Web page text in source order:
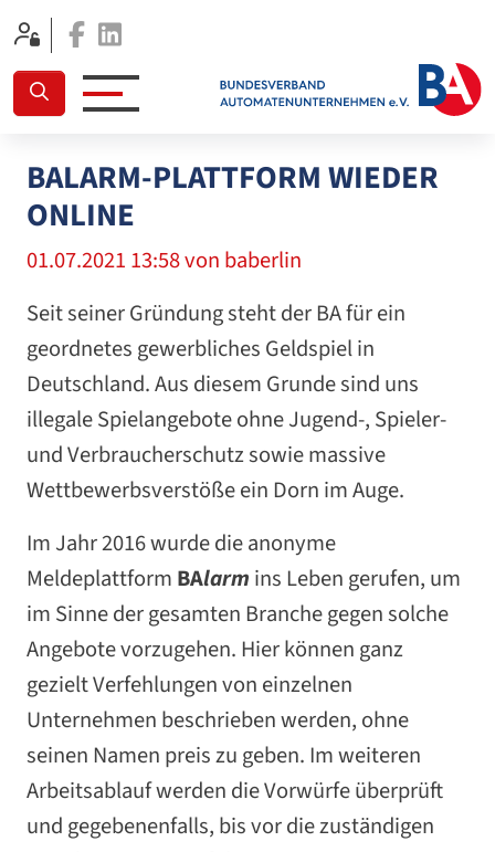
Facebook
BALARM-PLATTFORM WIEDER
ONLINE
01.07.2021 13:58von baberlin
Seit seiner Gründung steht der BA für ein
geordnetes gewerbliches Geldspiel in
Deutschland. Aus diesem Grunde sind uns
illegale Spielangebote ohne Jugend-, Spieler-
und Verbraucherschutz sowie massive
Wettbewerbsverstöße ein Dorn im Auge.
Im Jahr 2016 wurde die anonyme
Meldeplattform BAlarm ins Leben gerufen, um
im Sinne der gesamten Branche gegen solche
Angebote vorzugehen. Hier können ganz
gezielt Verfehlungen von einzelnen
Unternehmen beschrieben werden, ohne
seinen Namen preis zu geben. Im weiteren
Arbeitsablauf werden die Vorwürfe überprüft
und gegebenenfalls, bis vor die zuständigen